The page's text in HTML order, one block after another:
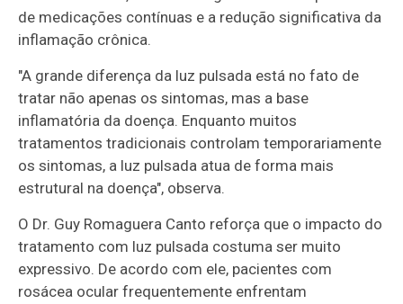
de medicações contínuas e a redução significativa da
inflamação crônica.
"A grande diferença da luz pulsada está no fato de
tratar não apenas os sintomas, mas a base
inflamatória da doença. Enquanto muitos
tratamentos tradicionais controlam temporariamente
os sintomas, a luz pulsada atua de forma mais
estrutural na doença", observa.
O Dr. Guy Romaguera Canto reforça que o impacto do
tratamento com luz pulsada costuma ser muito
expressivo. De acordo com ele, pacientes com
rosácea ocular frequentemente enfrentam